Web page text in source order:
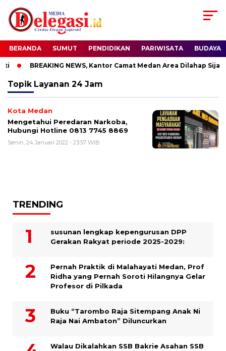
BERANDA SUMUT PENDIDIKAN PARIWISATA BUDAYA
BREAKING NEWS, Kantor Camat Medan Area Dilahap
Topik Layanan 24 Jam
Kota Medan
Mengetahui Peredaran Narkoba,
Hubungi Hotline 0813 7745 8869
Senin, 24 Januari 2022 - 23:57 WIB
TRENDING
susunan lengkap kepengurusan DPP
Gerakan Rakyat periode 2025-2029:
Pernah Praktik di Malahayati Medan, Prof
Ridha yang Pernah Soroti Hilangnya Gelar
Profesor di Pilkada
Buku “Tarombo Raja Sitempang Anak Ni
Raja Nai Ambaton” Diluncurkan
Walau Dikalahkan SSB Bakrie Asahan SSB